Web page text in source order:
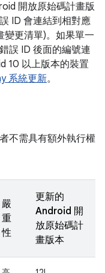
開放原始碼計畫版
ID 會連結到相對應
變更清單)。如果單一
誤 ID 後面的編號連
10 以上版本的裝置
系統更新。
不需具有額外執行權
嚴
重
性
更新的
Android 開
放原始碼計
畫版本